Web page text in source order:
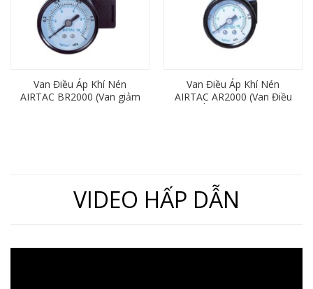
Van Điều Áp Khí Nén
AIRTAC BR2000 (Van giảm
Van Điều Áp Khí Nén
AIRTAC AR2000 (Van Điều
VIDEO HẤP DẪN